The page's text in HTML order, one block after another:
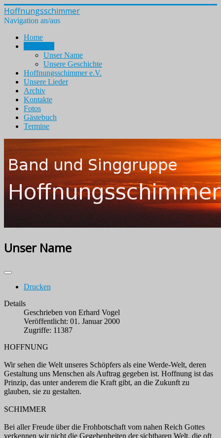
Hoffnungsschimmer
Navigation an/aus
Home
Unser Name
Unsere Geschichte
Hoffnungsschimmer e.V.
Unsere Lieder
Archiv
Kontakte
Fotos
Gästebuch
Termine
Unser Name
Drucken
Details
Geschrieben von Erhard Vogel
Veröffentlicht: 01. Januar 2000
Zugriffe: 11387
HOFFNUNG
Wir sehen die Welt unseres Schöpfers als eine Werde-Welt, deren
Gestaltung uns Menschen als Auftrag gegeben ist. Hoffnung ist das
Prinzip, das unter anderem die Kraft gibt, an die Zukunft zu
glauben, sie zu gestalten.
SCHIMMER
Bei aller Freude über die Frohbotschaft vom nahen Reich Gottes
verkennen wir nicht die Gegebenheiten der sichtbaren Welt, die oft